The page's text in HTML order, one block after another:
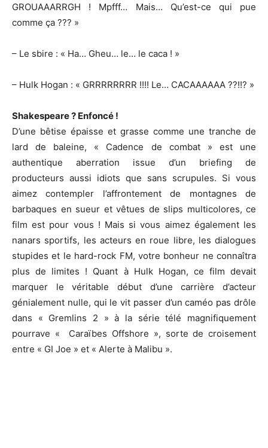
GROUAAARRGH ! Mpfff… Mais… Qu’est-ce qui pue
comme ça ??? »
– Le sbire : « Ha… Gheu… le… le caca ! »
– Hulk Hogan : « GRRRRRRRR !!!! Le… CACAAAAAA ??!!? »
Shakespeare ? Enfoncé !
D’une bêtise épaisse et grasse comme une tranche de
lard de baleine, « Cadence de combat » est une
authentique aberration issue d’un briefing de
producteurs aussi idiots que sans scrupules. Si vous
aimez contempler l’affrontement de montagnes de
barbaques en sueur et vêtues de slips multicolores, ce
film est pour vous ! Mais si vous aimez également les
nanars sportifs, les acteurs en roue libre, les dialogues
stupides et le hard-rock FM, votre bonheur ne connaîtra
plus de limites ! Quant à Hulk Hogan, ce film devait
marquer le véritable début d’une carrière d’acteur
génialement nulle, qui le vit passer d’un caméo pas drôle
dans « Gremlins 2 » à la série télé magnifiquement
pourrave « Caraïbes Offshore », sorte de croisement
entre « GI Joe » et « Alerte à Malibu ».